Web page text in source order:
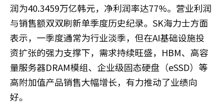
润为40.3459万亿韩元，净利润率达77%。营业利润
与销售额双双刷新单季度历史纪录。SK海力士方面
表示，一季度通常为行业淡季，但在AI基础设施投
资扩张的强力支撑下，需求持续旺盛，HBM、高容
量服务器DRAM模组、企业级固态硬盘（eSSD）等
高附加值产品销售大幅增长，有力推动了业绩向
好。